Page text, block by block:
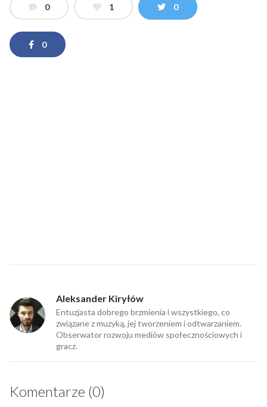
0 1 0
0
Aleksander Kiryłów
Entuzjasta dobrego brzmienia i wszystkiego, co
związane z muzyką, jej tworzeniem i odtwarzaniem.
Obserwator rozwoju mediów społecznościowych i
gracz.
Komentarze (0)